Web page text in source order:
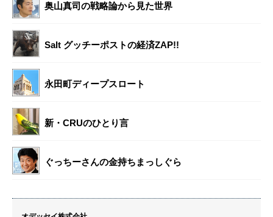
奥山真司の戦略論から見た世界
Salt グッチーポストの経済ZAP!!
永田町ディープスロート
新・CRUのひとり言
ぐっちーさんの金持ちまっしぐら